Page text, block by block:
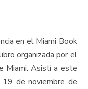
en el Miami Book
organizada por el
Miami. Asistí a este
de noviembre de